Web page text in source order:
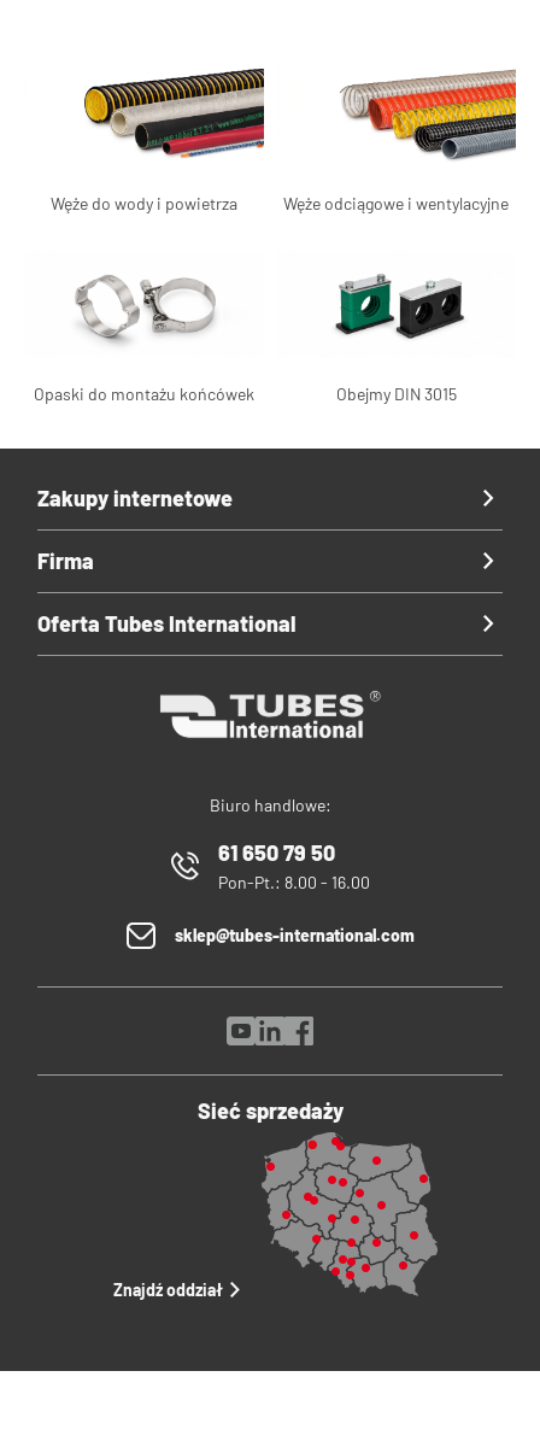
Węże do wody i powietrza Węże odciągowe i wentylacyjne
Opaski do montażu końcówek Obejmy DIN 3015
Biuro handlowe:
61 650 79 50
Pon-Pt.: 8.00 - 16.00
sklep@tubes-international.com
Zakupy internetowe
Firma
Oferta Tubes International
Sieć sprzedaży
Znajdź oddział